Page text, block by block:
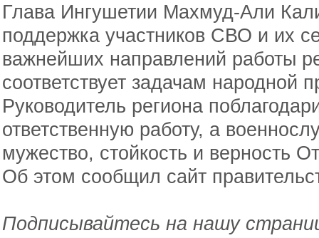
Глава Ингушетии Махмуд-Али
поддержка участников СВО и их
важнейших направлений работы
соответствует задачам народной
Руководитель региона
ответственную работу, а
мужество, стойкость и верность
Об этом сообщил сайт
Подписывайтесь на нашу